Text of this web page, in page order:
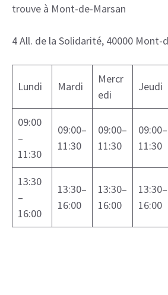
trouve à Mont-de-Marsan
4 All. de la Solidarité, 40000 Mont-
Lundi Mardi
Mercr
edi
Jeudi
09:00
–
11:30
09:00–
11:30
09:00–
11:30
09:00–
11:30
13:30
–
16:00
13:30–
16:00
13:30–
16:00
13:30–
16:00